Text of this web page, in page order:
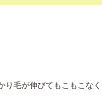
り毛が伸びてもこもこな